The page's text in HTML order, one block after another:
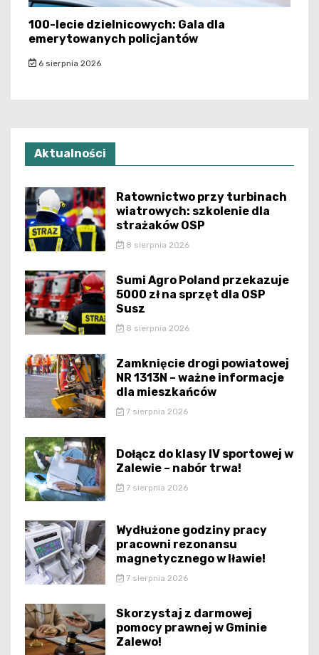
100-lecie dzielnicowych: Gala dla
emerytowanych policjantów
6 sierpnia 2026
Aktualności
Ratownictwo przy turbinach
wiatrowych: szkolenie dla
strażaków OSP
8 sierpnia 2026
Sumi Agro Poland przekazuje
5000 zł na sprzęt dla OSP
Susz
8 sierpnia 2026
Zamknięcie drogi powiatowej
NR 1313N – ważne informacje
dla mieszkańców
7 sierpnia 2026
Dołącz do klasy IV sportowej w
Zalewie – nabór trwa!
7 sierpnia 2026
Wydłużone godziny pracy
pracowni rezonansu
magnetycznego w Iławie!
7 sierpnia 2026
Skorzystaj z darmowej
pomocy prawnej w Gminie
Zalewo!